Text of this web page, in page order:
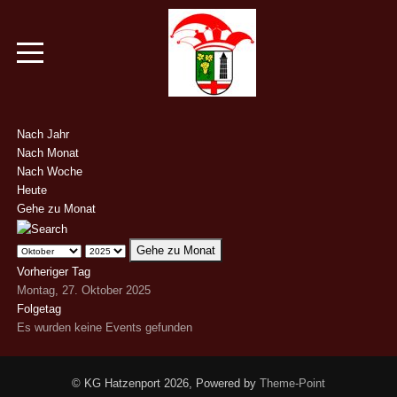
Nach Jahr
Nach Monat
Nach Woche
Heute
Gehe zu Monat
Gehe zu Monat
Vorheriger Tag
Montag, 27. Oktober 2025
Folgetag
Es wurden keine Events gefunden
© KG Hatzenport 2026, Powered by Theme-Point